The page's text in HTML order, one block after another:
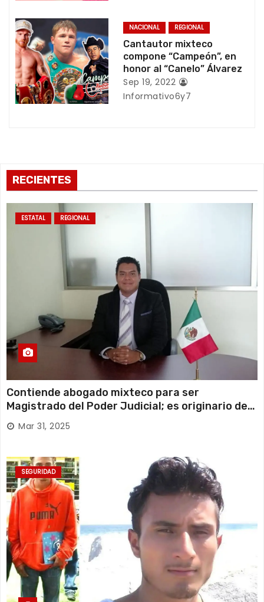
n
t
r
a
d
NACIONAL REGIONAL
Cantautor mixteco
compone “Campeón”, en
honor al “Canelo” Álvarez
Sep 19, 2022
Informativo6y7
RECIENTES
ESTATAL REGIONAL
Contiende abogado mixteco para ser
Magistrado del Poder Judicial; es originario de
Huajuapan de León
Mar 31, 2025
SEGURIDAD